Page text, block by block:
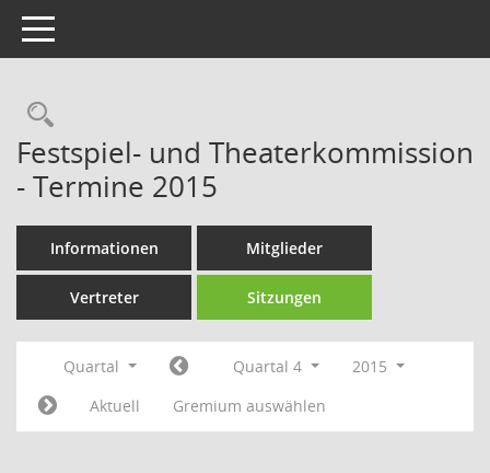
Toggle navigation
Rechercheauswahl
Festspiel- und Theaterkommission
- Termine 2015
Informationen Mitglieder
Vertreter Sitzungen
Quartal Quartal 4
2015
Aktuell
Gremium auswählen